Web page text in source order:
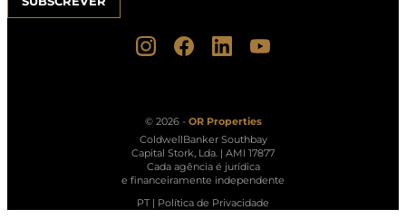
© 2026 - OR Properties
ColdwellBanker Southbay
Capital Stork, Lda. | AMI 17877
Cada agência é jurídica
e financeiramente independente
PT| Política de Privacidade